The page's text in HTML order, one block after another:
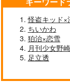
サンプル
作品詳細
怪盗キッド×
ちいかわ
狛治×恋雪
月刊少女野
足立透